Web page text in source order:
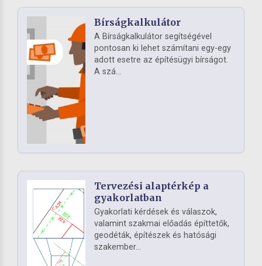
Bírságkalkulátor
A Bírságkalkulátor segítségével
pontosan ki lehet számítani egy-egy
adott esetre az építésügyi bírságot.
A szá...
Tervezési alaptérkép a
gyakorlatban
Gyakorlati kérdések és válaszok,
valamint szakmai előadás építtetők,
geodéták, építészek és hatósági
szakember...